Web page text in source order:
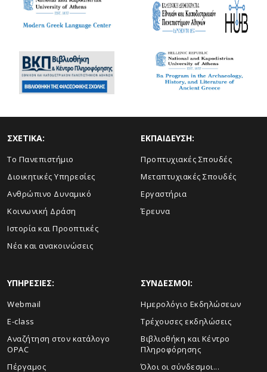
ΣΧΕΤΙΚΑ:
Το Πανεπιστήμιο
Διοικητικές Υπηρεσίες
Ανθρώπινο Δυναμικό
Κοινωνική Δράση
Ιστορία και Προοπτικές
Νέα και ανακοινώσεις
ΕΚΠΑΙΔΕΥΣΗ:
Προπτυχιακές Σπουδές
Μεταπτυχιακές Σπουδές
Εργαστήρια
Έρευνα
ΥΠΗΡΕΣΙΕΣ:
Webmail
E-class
Αναζήτηση στον κατάλογο
OPAC
Πέργαμος
ΣΥΝΔΕΣΜΟΙ:
Ημερολόγιο Εκδηλώσεων
Τρέχουσες εκδηλώσεις
Βιβλιοθήκη και Κέντρο
Πληροφόρησης
Όλοι οι σύνδεσμοι...